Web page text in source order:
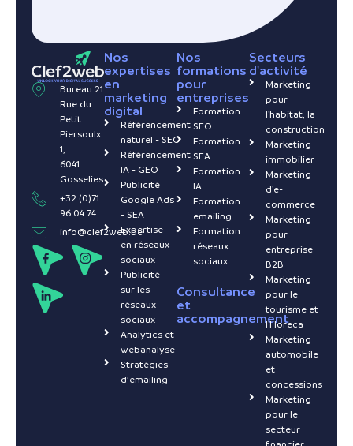
Bureau 21
Rue du
Petit
Piersoulx
1,
6041
Gosselies
+32 (0)71
96 04 74
info@clef2web.be
Nos
expertises
en
marketing
digital
Référencement
naturel - SEO
Référencement
IA - GEO
Publicité
Google Ads
- SEA
Expertise
en réseaux
sociaux
Publicité
sur les
réseaux
sociaux
Analytics et
webanalyse
Stratégies
d’emailing
Nos
formations
pour
entreprises
Formation
SEO
Formation
SEA
Formation
IA
Formation
emailing
Formation
réseaux
sociaux
Consultance
et
accompagnement
Secteurs
d'activité
Marketing
pour
l'habitat, la
construction
Marketing
immobilier
Marketing
d'e-
commerce
Marketing
pour
entreprise
B2B
Marketing
pour le
tourisme et
l'Horeca
Marketing
automobile
et
concessions
Marketing
pour le
secteur